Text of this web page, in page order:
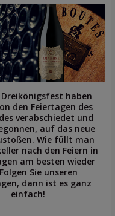
haben
den Feiertagen des
verabschiedet und
auf das neue
Wie füllt man
nach den Feiern in
am besten wieder
Sie unseren
dann ist es ganz
einfach!